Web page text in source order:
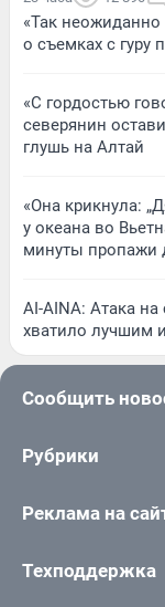
«Так
о съемках с гуру
«С гордостью
северянин
глушь на Алтай
«Она крикнула:
у океана во
минуты пропажи
AI-AINA: Атака
хватило лучшим
Сообщить
Рубрики
Реклама на
Техподдержка